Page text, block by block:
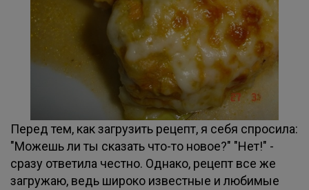
Перед тем, как загрузить рецепт, я себя спросила:
"Можешь ли ты сказать что-то новое?" "Нет!" -
сразу ответила честно. Однако, рецепт все же
загружаю, ведь широко известные и любимые